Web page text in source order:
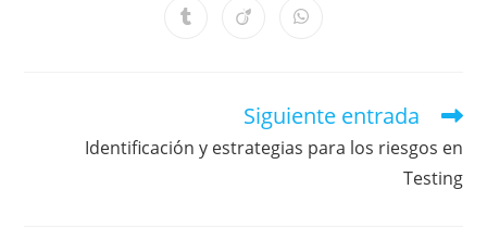
Siguiente entrada
Identificación y estrategias para los riesgos en
Testing